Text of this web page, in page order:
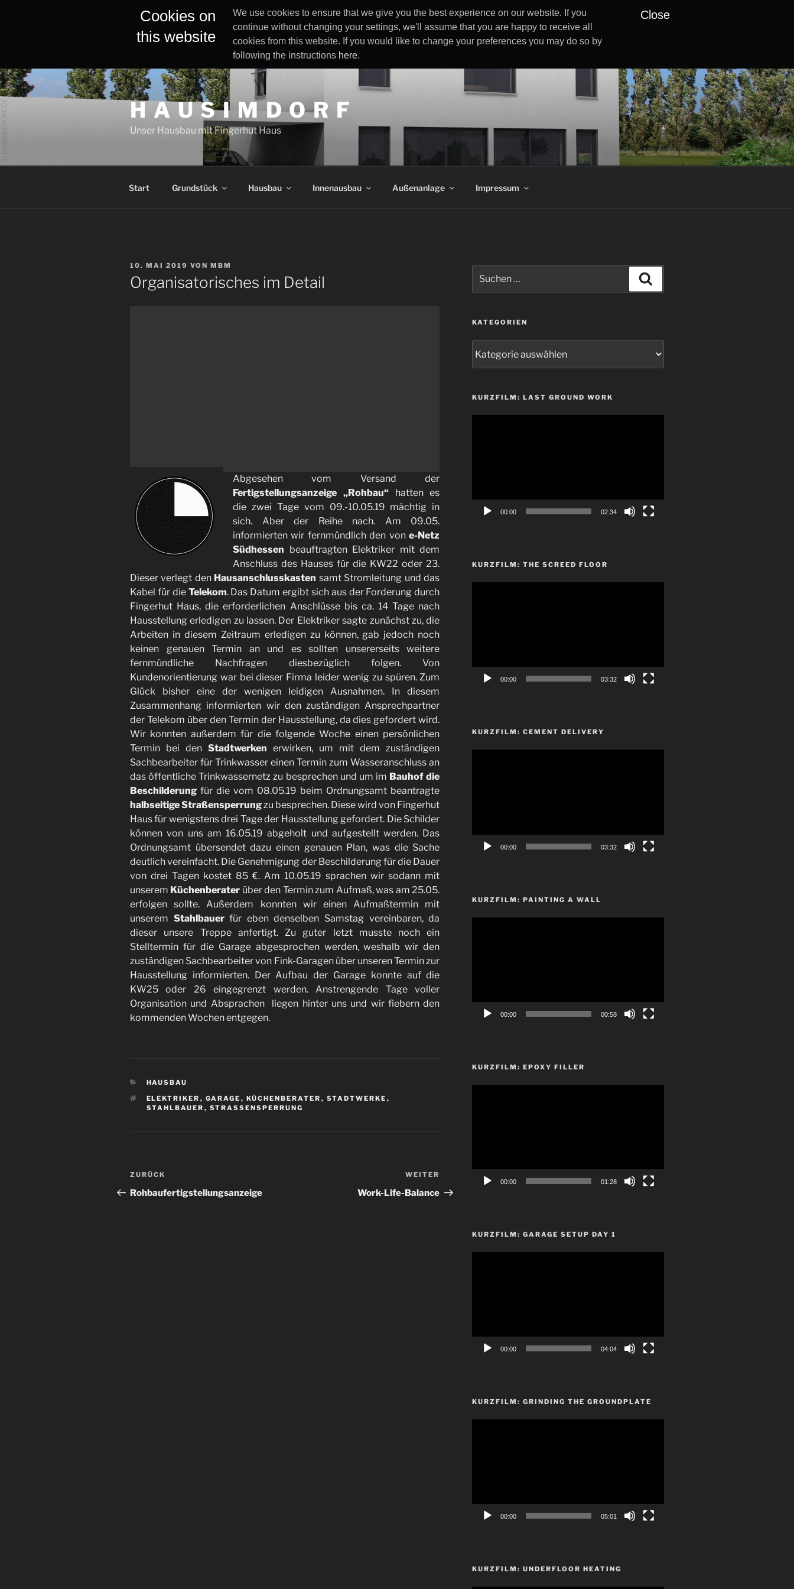
Cookies on
this website
We use cookies to ensure that we give you the best experience on our website. If you
continue without changing your settings, we'll assume that you are happy to receive all
cookies from this website. If you would like to change your preferences you may do so by
following the instructions here.
Close
Zum
Inhalt
springen
H A U S I M D O R F
Unser Hausbau mit Fingerhut Haus
Start Grundstück Hausbau Innenausbau Außenanlage Impressum
VERÖFFENTLICHT
AM
10. MAI 2019 VON MBM
Organisatorisches im Detail
Abgesehen vom Versand der
Fertigstellungsanzeige „Rohbau“hatten es
die zwei Tage vom 09.-10.05.19 mächtig in
sich. Aber der Reihe nach. Am 09.05.
informierten wir fernmündlich den vone-Netz
Südhessen beauftragten Elektriker mit dem
Anschluss des Hauses für die KW22 oder 23.
Dieser verlegt den Hausanschlusskasten samt Stromleitung und das
Kabel für die Telekom. Das Datum ergibt sich aus der Forderung durch
Fingerhut Haus, die erforderlichen Anschlüsse bis ca. 14 Tage nach
Hausstellung erledigen zu lassen. Der Elektriker sagte zunächst zu, die
Arbeiten in diesem Zeitraum erledigen zu können, gab jedoch noch
keinen genauen Termin an und es sollten unsererseits weitere
fernmündliche Nachfragen diesbezüglich folgen. Von
Kundenorientierung war bei dieser Firma leider wenig zu spüren. Zum
Glück bisher eine der wenigen leidigen Ausnahmen. In diesem
Zusammenhang informierten wir den zuständigen Ansprechpartner
der Telekom über den Termin der Hausstellung, da dies gefordert wird.
Wir konnten außerdem für die folgende Woche einen persönlichen
Termin bei denStadtwerken erwirken, um mit dem zuständigen
Sachbearbeiter für Trinkwasser einen Termin zum Wasseranschluss an
das öffentliche Trinkwassernetz zu besprechen und um im Bauhof die
Beschilderung für die vom 08.05.19 beim Ordnungsamt beantragte
halbseitige Straßensperrungzu besprechen. Diese wird von Fingerhut
Haus für wenigstens drei Tage der Hausstellung gefordert. Die Schilder
können von uns am 16.05.19 abgeholt und aufgestellt werden. Das
Ordnungsamt übersendet dazu einen genauen Plan, was die Sache
deutlich vereinfacht. Die Genehmigung der Beschilderung für die Dauer
von drei Tagen kostet 85 €. Am 10.05.19 sprachen wir sodann mit
unserem Küchenberater über den Termin zum Aufmaß, was am 25.05.
erfolgen sollte. Außerdem konnten wir einen Aufmaßtermin mit
unserem Stahlbauerfür eben denselben Samstag vereinbaren, da
dieser unsere Treppe anfertigt. Zu guter letzt musste noch ein
Stelltermin für die Garage abgesprochen werden, weshalb wir den
zuständigen Sachbearbeiter von Fink-Garagen über unseren Termin zur
Hausstellung informierten. Der Aufbau der Garage konnte auf die
KW25 oder 26 eingegrenzt werden. Anstrengende Tage voller
Organisation und Absprachen liegen hinter uns und wir fiebern den
kommenden Wochen entgegen.
KATEGORIEN
HAUSBAU
SCHLAGWÖRTER
ELEKTRIKER , GARAGE , KÜCHENBERATER , STADTWERKE ,
STAHLBAUER , STRASSENSPERRUNG
Beitragsnavigation
Vorheriger
Beitrag
ZURÜCK
Rohbaufertigstellungsanzeige
Beitrag
WEITER
Work-Life-Balance
nach:
KATEGORIEN
KURZFILM: LAST GROUND WORK
00:00 02:34
KURZFILM: THE SCREED FLOOR
00:00 03:32
KURZFILM: CEMENT DELIVERY
00:00 03:32
KURZFILM: PAINTING A WALL
00:00 00:58
KURZFILM: EPOXY FILLER
00:00 01:28
KURZFILM: GARAGE SETUP DAY 1
00:00 04:04
KURZFILM: GRINDING THE GROUNDPLATE
00:00 05:01
KURZFILM: UNDERFLOOR HEATING